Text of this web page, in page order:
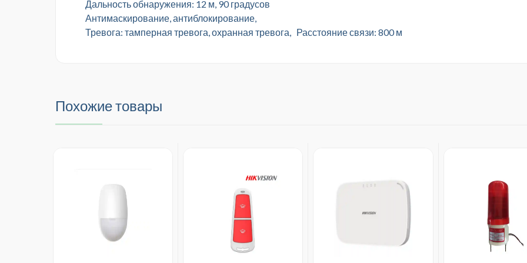
Дальность обнаружения: 12 м, 90 градусов
Антимаскирование, антиблокирование,
Тревога: тамперная тревога, охранная тревога, Расстояние связи: 800 м
Похожие товары